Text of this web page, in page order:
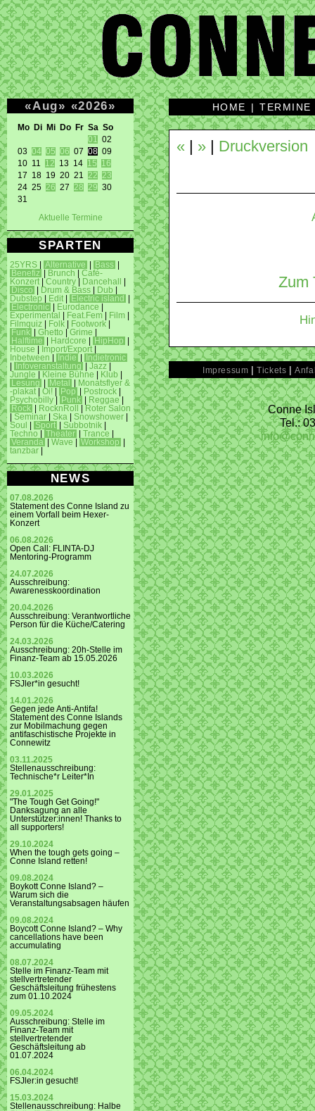
«Aug» «2026»
Mo Di Mi Do Fr Sa So
01
02
03 04 05 06 07 08 09
10 11 12 13 14 15
16
17 18 19 20 21 22
23
24 25 26 27 28 29 30
31
Aktuelle Termine
SPARTEN
25YRS Alternative Bass
Benefiz
Brunch
Café-
Konzert
Country Dancehall
Disco
Drum & Bass Dub
Dubstep
Edit Electric island
Electronic
Eurodance
Experimental
Feat.Fem Film
Filmquiz
Folk Footwork
Funk
Ghetto Grime
Halftime
Hardcore HipHop
House
Import/Export
Inbetween
Indie
Indietronic
Infoveranstaltung Jazz
Jungle
Kleine Bühne Klub
Lesung
Metal
Monatsflyer &
-plakat
Oi! Pop Postrock
Psychobilly
Punk Reggae
Rock
RocknRoll
Roter Salon
Seminar Ska Snowshower
Soul
Sport Subbotnik
Techno
Theater Trance
Veranda
Wave Workshop
tanzbar
NEWS
07.08.2026
Statement des Conne Island zu
einem Vorfall beim Hexer-
Konzert
06.08.2026
Open Call: FLINTA-DJ
Mentoring-Programm
24.07.2026
Ausschreibung:
Awarenesskoordination
20.04.2026
Ausschreibung: Verantwortliche
Person für die Küche/Catering
24.03.2026
Ausschreibung: 20h-Stelle im
Finanz-Team ab 15.05.2026
10.03.2026
FSJler*in gesucht!
14.01.2026
Gegen jede Anti-Antifa!
Statement des Conne Islands
zur Mobilmachung gegen
antifaschistische Projekte in
Connewitz
03.11.2025
Stellenausschreibung:
Technische*r Leiter*In
29.01.2025
"The Tough Get Going!"
Danksagung an alle
Unterstützer:innen! Thanks to
all supporters!
29.10.2024
When the tough gets going –
Conne Island retten!
09.08.2024
Boykott Conne Island? –
Warum sich die
Veranstaltungsabsagen häufen
09.08.2024
Boycott Conne Island? – Why
cancellations have been
accumulating
08.07.2024
Stelle im Finanz-Team mit
stellvertretender
Geschäftsleitung frühestens
zum 01.10.2024
09.05.2024
Ausschreibung: Stelle im
Finanz-Team mit
stellvertretender
Geschäftsleitung ab
01.07.2024
06.04.2024
FSJler:in gesucht!
15.03.2024
Stellenausschreibung: Halbe
HOME |TERMINE
« » Druckversion
Zum
Impressum |Tickets |
Conne
Tel.: